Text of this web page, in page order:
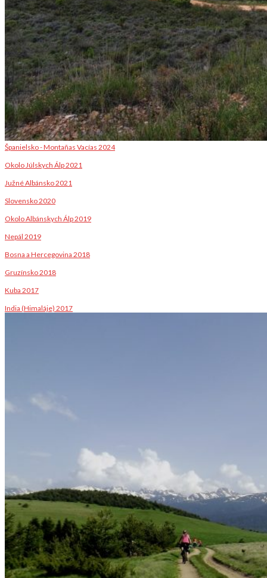
Španielsko - Montañas Vacías 2024
Okolo Júlskych Álp 2021
Južné Albánsko 2021
Slovensko 2020
Okolo Albánskych Álp 2019
Nepál 2019
Bosna a Hercegovina 2018
Gruzínsko 2018
Kuba 2017
India (Himaláje) 2017